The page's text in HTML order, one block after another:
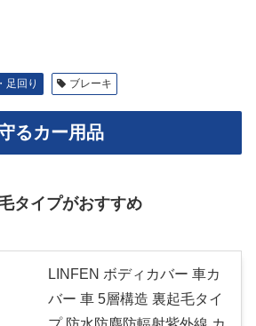
足回り ブレーキ
るカー用品
タイプがおすすめ
LINFEN ボディカバー 車カ
バー 車 5層構造 裏起毛タイ